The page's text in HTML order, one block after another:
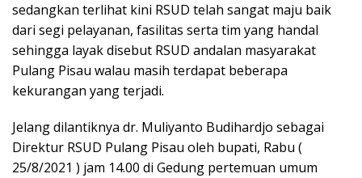
sedangkan terlihat kini RSUD telah sangat maju baik
dari segi pelayanan, fasilitas serta tim yang handal
sehingga layak disebut RSUD andalan masyarakat
Pulang Pisau walau masih terdapat beberapa
kekurangan yang terjadi.
Jelang dilantiknya dr. Muliyanto Budihardjo sebagai
Direktur RSUD Pulang Pisau oleh bupati, Rabu (
25/8/2021 ) jam 14.00 di Gedung pertemuan umum